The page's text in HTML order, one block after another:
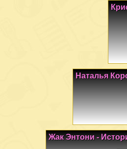
Наталья
Жак Энтони -